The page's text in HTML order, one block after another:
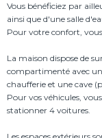
Vous bénéficiez par
ainsi que d'une salle
Pour votre confort,
La maison dispose de
compartimenté avec un
chaufferie et une cave
Pour vos véhicules,
stationner 4 voitures.